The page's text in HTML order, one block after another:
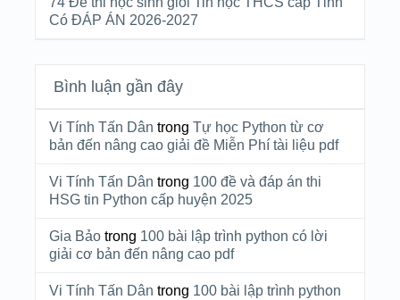
Có ĐÁP ÁN 2026-2027
Bình luận gần đây
Vi Tính Tấn Dân trong Tự học Python từ cơ
bản đến nâng cao giải đề Miễn Phí tài liệu pdf
Vi Tính Tấn Dân trong 100 đề và đáp án thi
HSG tin Python cấp huyện 2025
Gia Bảotrong 100 bài lập trình python có lời
giải cơ bản đến nâng cao pdf
Vi Tính Tấn Dân trong 100 bài lập trình python